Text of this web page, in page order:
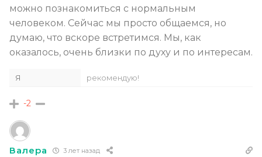
можно познакомиться с нормальным
человеком. Сейчас мы просто общаемся, но
думаю, что вскоре встретимся. Мы, как
оказалось, очень близки по духу и по интересам.
Я рекомендую!
-2
Валера 3 лет назад